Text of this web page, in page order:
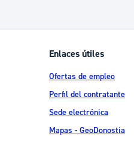
Enlaces útiles
Ofertas de empleo
Perfil del contratante
Sede electrónica
Mapas - GeoDonostia